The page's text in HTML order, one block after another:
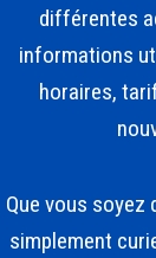
différentes
informations
horaires,
Que vous soyez
simplement